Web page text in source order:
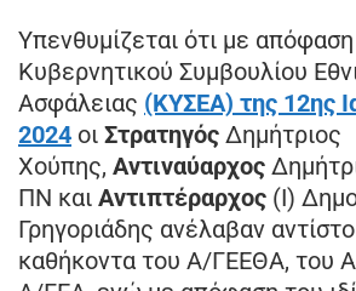
Υπενθυμίζεται ότι με
Κυβερνητικού Συμβουλίου
Ασφάλειας (ΚΥΣΕΑ) της 12ης
2024 οι Στρατηγός Δημήτριος
Χούπης, Αντιναύαρχος
ΠΝ και Αντιπτέραρχος (Ι)
Γρηγοριάδης ανέλαβαν
καθήκοντα του Α/ΓΕΕΘΑ, του